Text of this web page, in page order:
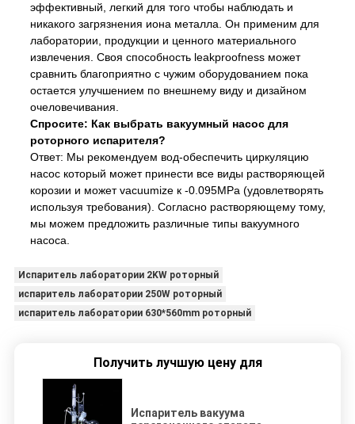
эффективный, легкий для того чтобы наблюдать и
никакого загрязнения иона металла. Он применим для
лаборатории, продукции и ценного материального
извлечения. Своя способность leakproofness может
сравнить благоприятно с чужим оборудованием пока
остается улучшением по внешнему виду и дизайном
очеловечивания.
Спросите: Как выбрать вакуумный насос для
роторного испарителя?
Ответ: Мы рекомендуем вод-обеспечить циркуляцию
насос который может принести все виды растворяющей
корозии и может vacuumize к -0.095MPa (удовлетворять
используя требования). Согласно растворяющему тому,
мы можем предложить различные типы вакуумного
насоса.
Испаритель лаборатории 2KW роторный
испаритель лаборатории 250W роторный
испаритель лаборатории 630*560mm роторный
Получить лучшую цену для
Испаритель вакуума